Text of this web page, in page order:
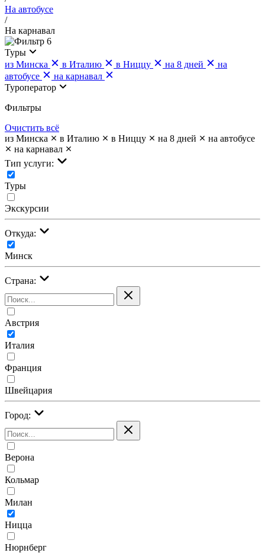
На автобусе
/
На карнавал
6
Туры
из Минска
в Италию в Ниццу на 8 дней
на
автобусе
на карнавал
Туроператор
Фильтры
Очистить всё
из Минска
в Италию в Ниццу на 8 дней
на автобусе
на карнавал
Тип услуги:
Туры
Экскурсии
Откуда:
Минск
Страна:
Австрия
Италия
Франция
Швейцария
Город:
Верона
Кольмар
Милан
Ницца
Нюрнберг